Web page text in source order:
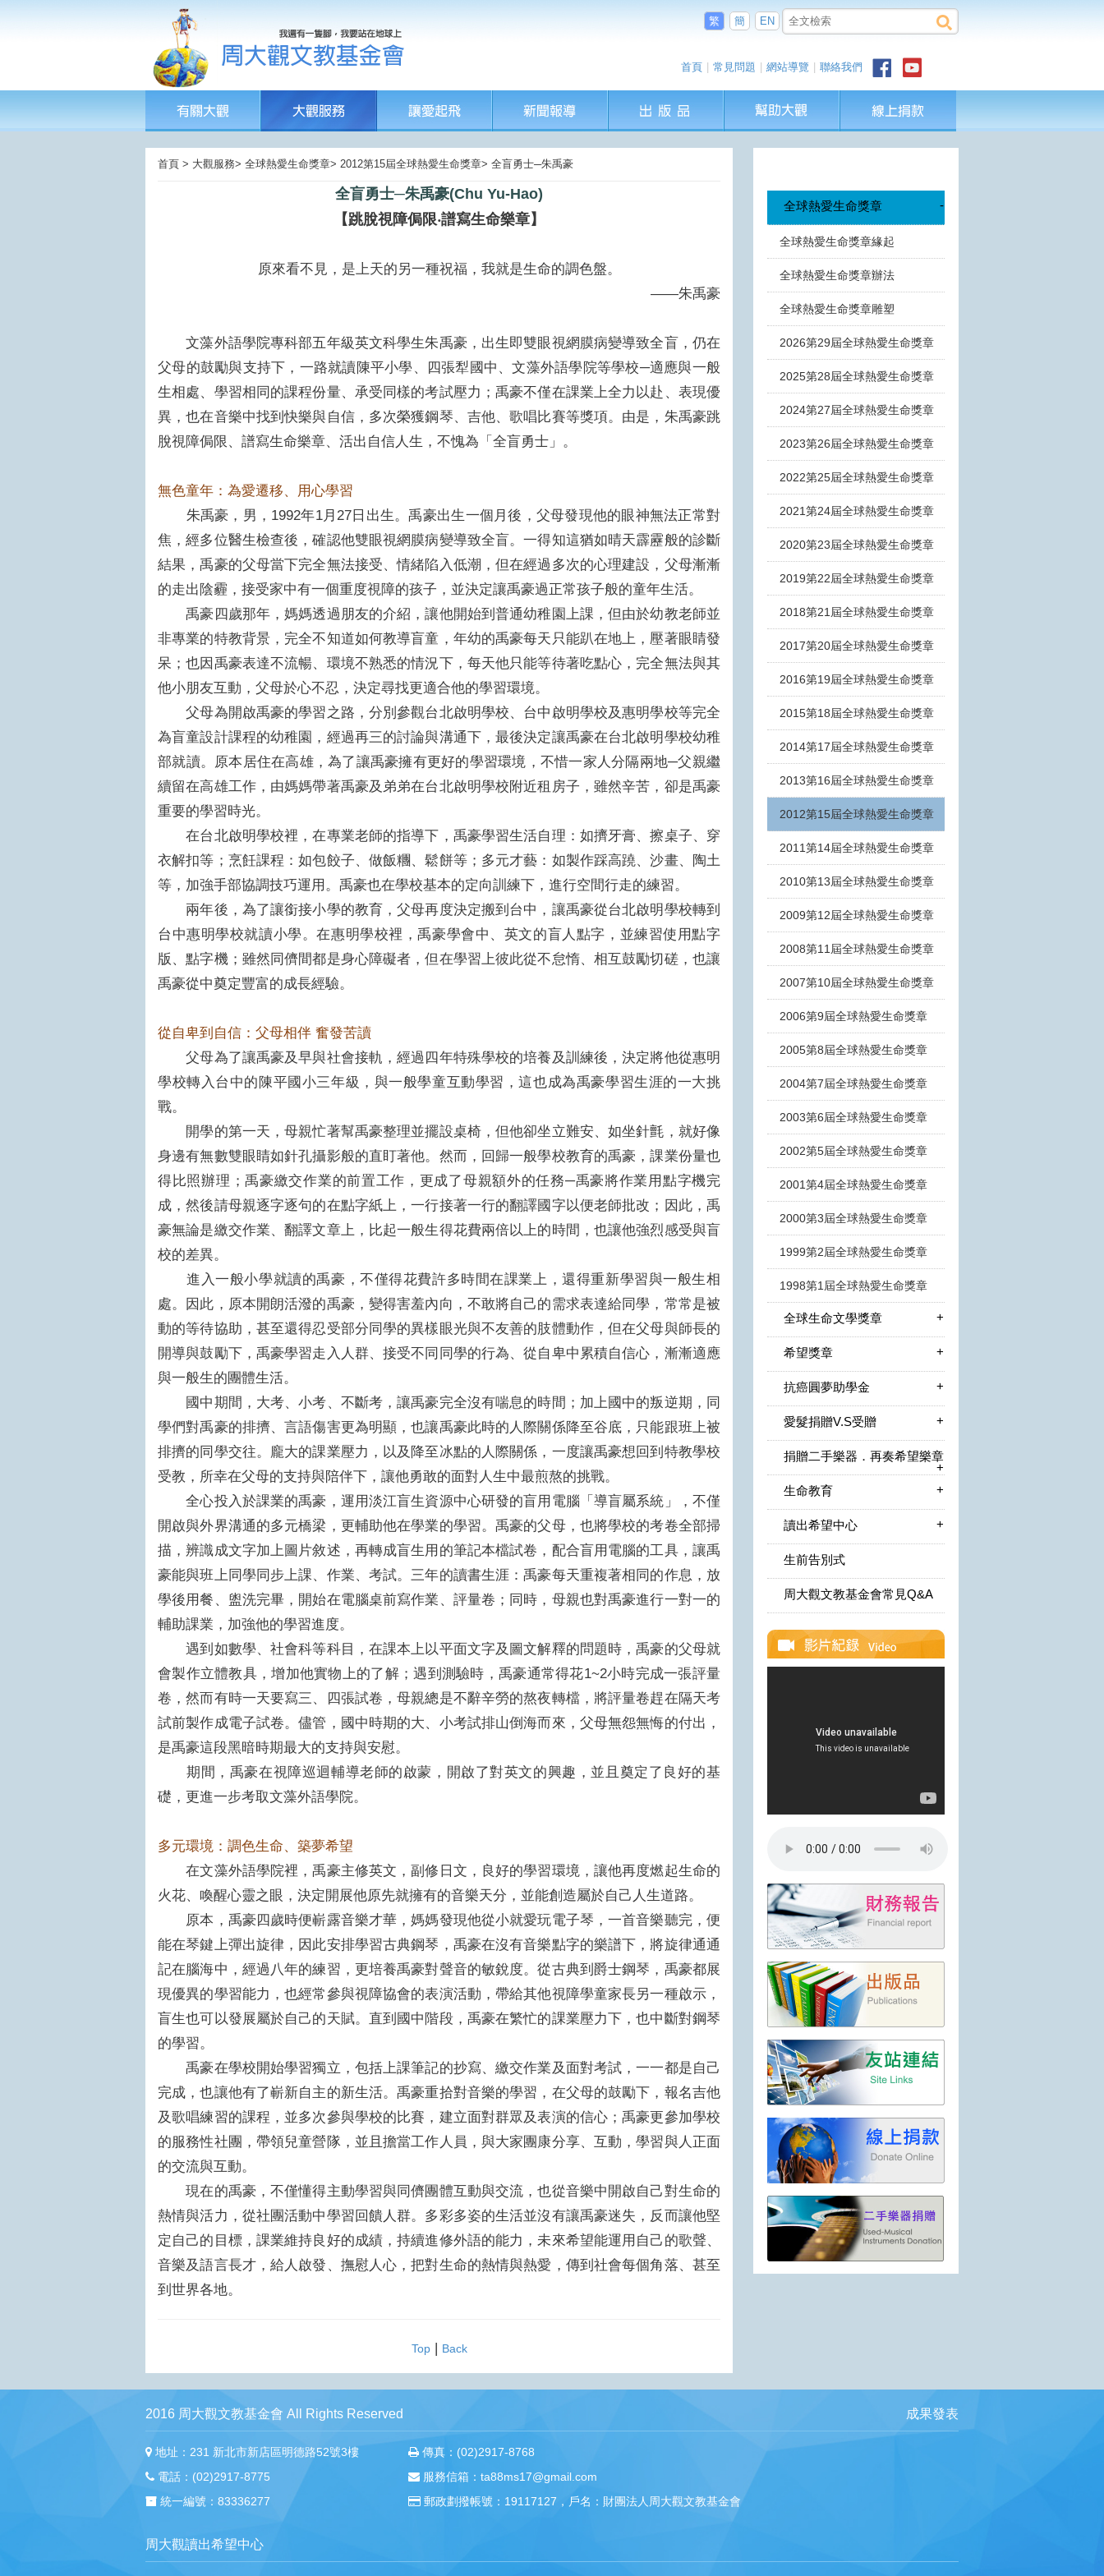
繁 簡 EN
首頁 常見問題 網站導覽 聯絡我們
首頁 > 大觀服務> 全球熱愛生命獎章> 2012第15屆全球熱愛生命獎章> 全盲勇士─朱禹豪
全盲勇士─朱禹豪(Chu Yu-Hao)
【跳脫視障侷限‧譜寫生命樂章】
原來看不見，是上天的另一種祝福，我就是生命的調色盤。
——朱禹豪
文藻外語學院專科部五年級英文科學生朱禹豪，出生即雙眼視網膜病變導致全盲，仍在
父母的鼓勵與支持下，一路就讀陳平小學、四張犁國中、文藻外語學院等學校─適應與一般
生相處、學習相同的課程份量、承受同樣的考試壓力；禹豪不僅在課業上全力以赴、表現優
異，也在音樂中找到快樂與自信，多次榮獲鋼琴、吉他、歌唱比賽等獎項。由是，朱禹豪跳
脫視障侷限、譜寫生命樂章、活出自信人生，不愧為「全盲勇士」。
無色童年：為愛遷移、用心學習
朱禹豪，男，1992年1月27日出生。禹豪出生一個月後，父母發現他的眼神無法正常對
焦，經多位醫生檢查後，確認他雙眼視網膜病變導致全盲。一得知這猶如晴天霹靂般的診斷
結果，禹豪的父母當下完全無法接受、情緒陷入低潮，但在經過多次的心理建設，父母漸漸
的走出陰霾，接受家中有一個重度視障的孩子，並決定讓禹豪過正常孩子般的童年生活。
禹豪四歲那年，媽媽透過朋友的介紹，讓他開始到普通幼稚園上課，但由於幼教老師並
非專業的特教背景，完全不知道如何教導盲童，年幼的禹豪每天只能趴在地上，壓著眼睛發
呆；也因禹豪表達不流暢、環境不熟悉的情況下，每天他只能等待著吃點心，完全無法與其
他小朋友互動，父母於心不忍，決定尋找更適合他的學習環境。
父母為開啟禹豪的學習之路，分別參觀台北啟明學校、台中啟明學校及惠明學校等完全
為盲童設計課程的幼稚園，經過再三的討論與溝通下，最後決定讓禹豪在台北啟明學校幼稚
部就讀。原本居住在高雄，為了讓禹豪擁有更好的學習環境，不惜一家人分隔兩地─父親繼
續留在高雄工作，由媽媽帶著禹豪及弟弟在台北啟明學校附近租房子，雖然辛苦，卻是禹豪
重要的學習時光。
在台北啟明學校裡，在專業老師的指導下，禹豪學習生活自理：如擠牙膏、擦桌子、穿
衣解扣等；烹飪課程：如包餃子、做飯糰、鬆餅等；多元才藝：如製作踩高蹺、沙畫、陶土
等，加強手部協調技巧運用。禹豪也在學校基本的定向訓練下，進行空間行走的練習。
兩年後，為了讓銜接小學的教育，父母再度決定搬到台中，讓禹豪從台北啟明學校轉到
台中惠明學校就讀小學。在惠明學校裡，禹豪學會中、英文的盲人點字，並練習使用點字
版、點字機；雖然同儕間都是身心障礙者，但在學習上彼此從不怠惰、相互鼓勵切磋，也讓
禹豪從中奠定豐富的成長經驗。
從自卑到自信：父母相伴 奮發苦讀
父母為了讓禹豪及早與社會接軌，經過四年特殊學校的培養及訓練後，決定將他從惠明
學校轉入台中的陳平國小三年級，與一般學童互動學習，這也成為禹豪學習生涯的一大挑
戰。
開學的第一天，母親忙著幫禹豪整理並擺設桌椅，但他卻坐立難安、如坐針氈，就好像
身邊有無數雙眼睛如針孔攝影般的直盯著他。然而，回歸一般學校教育的禹豪，課業份量也
得比照辦理；禹豪繳交作業的前置工作，更成了母親額外的任務─禹豪將作業用點字機完
成，然後請母親逐字逐句的在點字紙上，一行接著一行的翻譯國字以便老師批改；因此，禹
豪無論是繳交作業、翻譯文章上，比起一般生得花費兩倍以上的時間，也讓他強烈感受與盲
校的差異。
進入一般小學就讀的禹豪，不僅得花費許多時間在課業上，還得重新學習與一般生相
處。因此，原本開朗活潑的禹豪，變得害羞內向，不敢將自己的需求表達給同學，常常是被
動的等待協助，甚至還得忍受部分同學的異樣眼光與不友善的肢體動作，但在父母與師長的
開導與鼓勵下，禹豪學習走入人群、接受不同同學的行為、從自卑中累積自信心，漸漸適應
與一般生的團體生活。
國中期間，大考、小考、不斷考，讓禹豪完全沒有喘息的時間；加上國中的叛逆期，同
學們對禹豪的排擠、言語傷害更為明顯，也讓禹豪此時的人際關係降至谷底，只能跟班上被
排擠的同學交往。龐大的課業壓力，以及降至冰點的人際關係，一度讓禹豪想回到特教學校
受教，所幸在父母的支持與陪伴下，讓他勇敢的面對人生中最煎熬的挑戰。
全心投入於課業的禹豪，運用淡江盲生資源中心研發的盲用電腦「導盲屬系統」，不僅
開啟與外界溝通的多元橋梁，更輔助他在學業的學習。禹豪的父母，也將學校的考卷全部掃
描，辨識成文字加上圖片敘述，再轉成盲生用的筆記本檔試卷，配合盲用電腦的工具，讓禹
豪能與班上同學同步上課、作業、考試。三年的讀書生涯：禹豪每天重複著相同的作息，放
學後用餐、盥洗完畢，開始在電腦桌前寫作業、評量卷；同時，母親也對禹豪進行一對一的
輔助課業，加強他的學習進度。
遇到如數學、社會科等科目，在課本上以平面文字及圖文解釋的問題時，禹豪的父母就
會製作立體教具，增加他實物上的了解；遇到測驗時，禹豪通常得花1~2小時完成一張評量
卷，然而有時一天要寫三、四張試卷，母親總是不辭辛勞的熬夜轉檔，將評量卷趕在隔天考
試前製作成電子試卷。儘管，國中時期的大、小考試排山倒海而來，父母無怨無悔的付出，
是禹豪這段黑暗時期最大的支持與安慰。
期間，禹豪在視障巡迴輔導老師的啟蒙，開啟了對英文的興趣，並且奠定了良好的基
礎，更進一步考取文藻外語學院。
多元環境：調色生命、築夢希望
在文藻外語學院裡，禹豪主修英文，副修日文，良好的學習環境，讓他再度燃起生命的
火花、喚醒心靈之眼，決定開展他原先就擁有的音樂天分，並能創造屬於自己人生道路。
原本，禹豪四歲時便嶄露音樂才華，媽媽發現他從小就愛玩電子琴，一首音樂聽完，便
能在琴鍵上彈出旋律，因此安排學習古典鋼琴，禹豪在沒有音樂點字的樂譜下，將旋律通通
記在腦海中，經過八年的練習，更培養禹豪對聲音的敏銳度。從古典到爵士鋼琴，禹豪都展
現優異的學習能力，也經常參與視障協會的表演活動，帶給其他視障學童家長另一種啟示，
盲生也可以發展屬於自己的天賦。直到國中階段，禹豪在繁忙的課業壓力下，也中斷對鋼琴
的學習。
禹豪在學校開始學習獨立，包括上課筆記的抄寫、繳交作業及面對考試，一一都是自己
完成，也讓他有了嶄新自主的新生活。禹豪重拾對音樂的學習，在父母的鼓勵下，報名吉他
及歌唱練習的課程，並多次參與學校的比賽，建立面對群眾及表演的信心；禹豪更參加學校
的服務性社團，帶領兒童營隊，並且擔當工作人員，與大家團康分享、互動，學習與人正面
的交流與互動。
現在的禹豪，不僅懂得主動學習與同儕團體互動與交流，也從音樂中開啟自己對生命的
熱情與活力，從社團活動中學習回饋人群。多彩多姿的生活並沒有讓禹豪迷失，反而讓他堅
定自己的目標，課業維持良好的成績，持續進修外語的能力，未來希望能運用自己的歌聲、
音樂及語言長才，給人啟發、撫慰人心，把對生命的熱情與熱愛，傳到社會每個角落、甚至
到世界各地。
Top| Back
全球熱愛生命獎章 -
全球熱愛生命獎章緣起
全球熱愛生命獎章辦法
全球熱愛生命獎章雕塑
2026第29屆全球熱愛生命獎章
2025第28屆全球熱愛生命獎章
2024第27屆全球熱愛生命獎章
2023第26屆全球熱愛生命獎章
2022第25屆全球熱愛生命獎章
2021第24屆全球熱愛生命獎章
2020第23屆全球熱愛生命獎章
2019第22屆全球熱愛生命獎章
2018第21屆全球熱愛生命獎章
2017第20屆全球熱愛生命獎章
2016第19屆全球熱愛生命獎章
2015第18屆全球熱愛生命獎章
2014第17屆全球熱愛生命獎章
2013第16屆全球熱愛生命獎章
2012第15屆全球熱愛生命獎章
2011第14屆全球熱愛生命獎章
2010第13屆全球熱愛生命獎章
2009第12屆全球熱愛生命獎章
2008第11屆全球熱愛生命獎章
2007第10屆全球熱愛生命獎章
2006第9屆全球熱愛生命獎章
2005第8屆全球熱愛生命獎章
2004第7屆全球熱愛生命獎章
2003第6屆全球熱愛生命獎章
2002第5屆全球熱愛生命獎章
2001第4屆全球熱愛生命獎章
2000第3屆全球熱愛生命獎章
1999第2屆全球熱愛生命獎章
1998第1屆全球熱愛生命獎章
全球生命文學獎章 +
希望獎章 +
抗癌圓夢助學金 +
愛髮捐贈V.S受贈 +
捐贈二手樂器．再奏希望樂章
+
生命教育
+
讀出希望中心 +
生前告別式
周大觀文教基金會常見Q&A
2016 周大觀文教基金會 All Rights Reserved 成果發表
地址：231 新北市新店區明德路52號3樓
電話：(02)2917-8775
統一編號：83336277
傳真：(02)2917-8768
服務信箱：ta88ms17@gmail.com
郵政劃撥帳號：19117127，戶名：財團法人周大觀文教基金會
周大觀讀出希望中心